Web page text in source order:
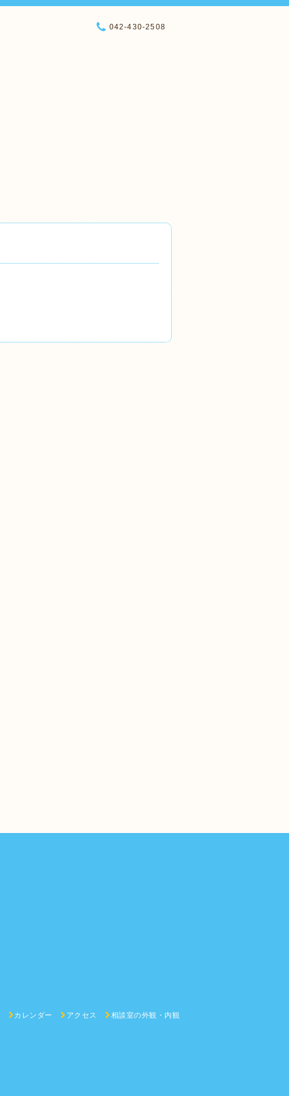
042-430-2508
カレンダー アクセス 相談室の外観・内観